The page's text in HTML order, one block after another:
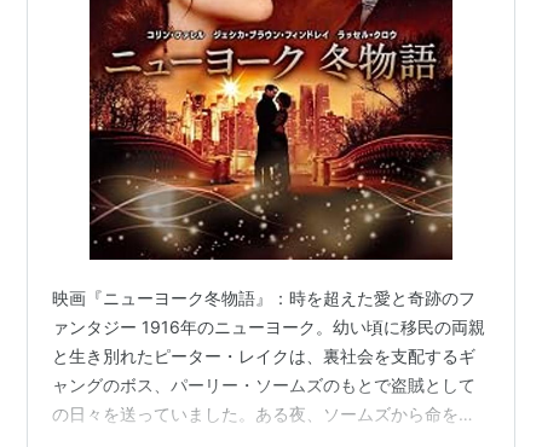
映画『ニューヨーク冬物語』：時を超えた愛と奇跡のフ
ァンタジー 1916年のニューヨーク。幼い頃に移民の両親
と生き別れたピーター・レイクは、裏社会を支配するギ
ャングのボス、パーリー・ソームズのもとで盗賊として
の日々を送っていました。ある夜、ソームズから命を狙